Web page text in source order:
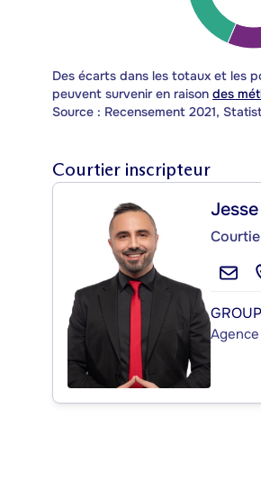
Des écarts dans les totaux et les
peuvent survenir en raison des
Source : Recensement 2021,
Courtier inscripteur